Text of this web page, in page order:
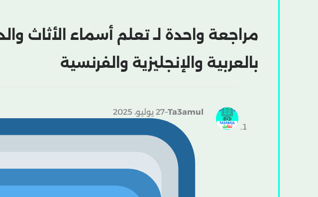
مراجعة واحدة لـتعلم أسماء الأثاث
بالعربية والإنجليزية والفرنسية
Ta3amul
–27 يوليو، 2025